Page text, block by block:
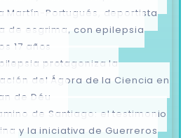
Martín-Portugués, deportista
de esgrima, con epilepsia
17 años
protagoniza la
del Ágora de la Ciencia en
de Déu
de Santiago: el testimonio
y la iniciativa de Guerreros